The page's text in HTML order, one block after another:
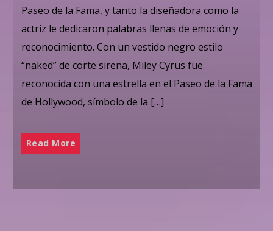
Paseo de la Fama, y tanto la diseñadora como la
actriz le dedicaron palabras llenas de emoción y
reconocimiento. Con un vestido negro estilo
“naked” de corte sirena, Miley Cyrus fue
reconocida con una estrella en el Paseo de la Fama
de Hollywood, símbolo de la […]
Read More